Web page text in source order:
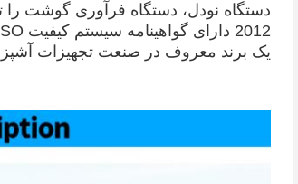
دستگاه نودل، دستگاه فرآوری گوشت
یک برند معروف در صنعت تجهیزات